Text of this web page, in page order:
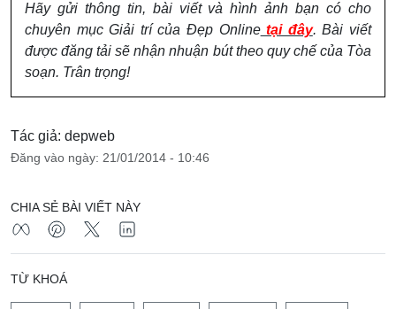
Hãy gửi thông tin, bài viết và hình ảnh bạn có cho
chuyên mục Giải trí của Đẹp Onlinetại đây. Bài viết
được đăng tải sẽ nhận nhuận bút theo quy chế của Tòa
soạn. Trân trọng!
Tác giả: depweb
Đăng vào ngày: 21/01/2014 - 10:46
CHIA SẺ BÀI VIẾT NÀY
TỪ KHOÁ